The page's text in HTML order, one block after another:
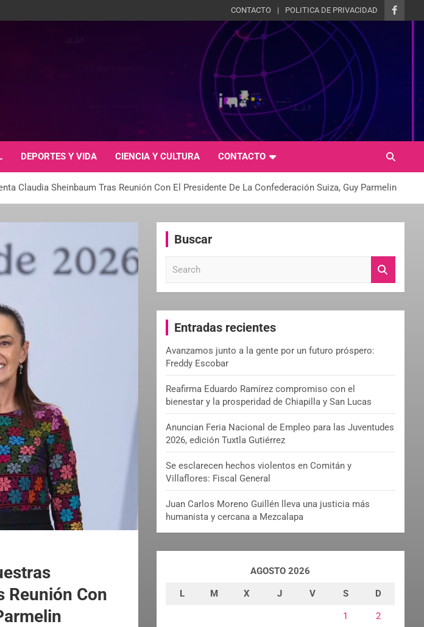
CONTACTO POLITICA DE PRIVACIDAD
DEPORTES Y VIDA CIENCIA Y CULTURA CONTACTO
Claudia Sheinbaum Tras Reunión Con El Presidente De La Confederación Suiza, Guy Parmelin
Reunión Con
Buscar
c
Entradas recientes
Avanzamos junto a la gente por un futuro próspero:
Freddy Escobar
Reafirma Eduardo Ramírez compromiso con el
bienestar y la prosperidad de Chiapilla y San Lucas
Anuncian Feria Nacional de Empleo para las Juventudes
2026, edición Tuxtla Gutiérrez
Se esclarecen hechos violentos en Comitán y
Villaflores: Fiscal General
Juan Carlos Moreno Guillén lleva una justicia más
humanista y cercana a Mezcalapa
AGOSTO 2026
L M X J V S D
1 2